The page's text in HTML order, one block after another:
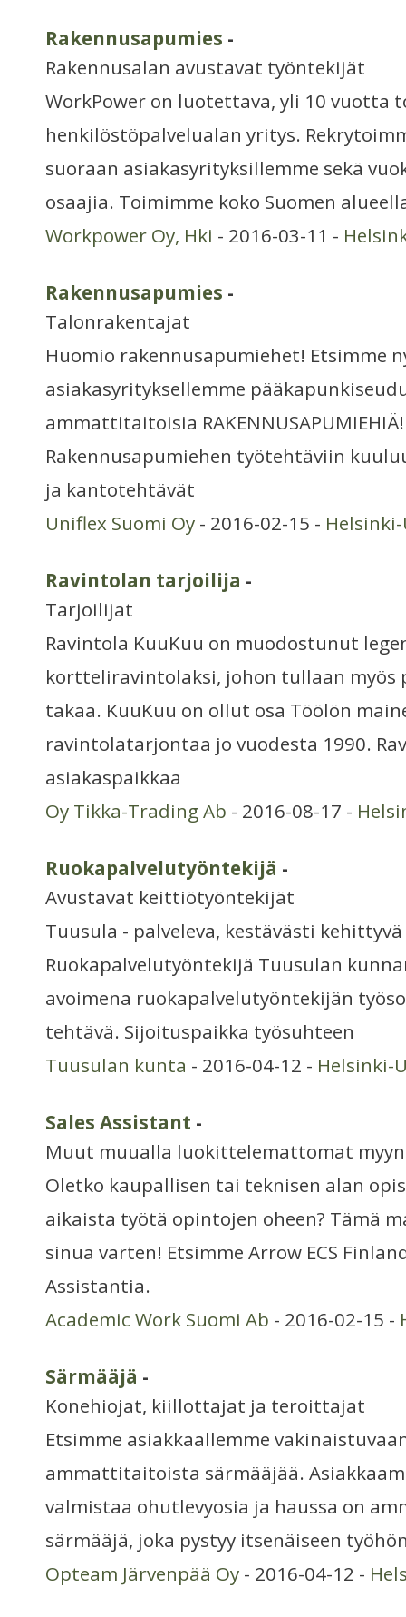
Rakennusapumies -
Rakennusalan avustavat työntekijät
WorkPower on luotettava, yli 10 vuotta
henkilöstöpalvelualan yritys.
suoraan asiakasyrityksillemme sekä
osaajia. Toimimme koko Suomen
Workpower Oy, Hki - 2016-03-11 -
Rakennusapumies -
Talonrakentajat
Huomio rakennusapumiehet! Etsimme
asiakasyrityksellemme
ammattitaitoisia
Rakennusapumiehen työtehtäviin
ja kantotehtävät
Uniflex Suomi Oy - 2016-02-15 -
Ravintolan tarjoilija -
Tarjoilijat
Ravintola KuuKuu on muodostunut
kortteliravintolaksi, johon tullaan myös
takaa. KuuKuu on ollut osa Töölön
ravintolatarjontaa jo vuodesta 1990.
asiakaspaikkaa
Oy Tikka-Trading Ab - 2016-08-17 -
Ruokapalvelutyöntekijä -
Avustavat keittiötyöntekijät
Tuusula - palveleva, kestävästi
Ruokapalvelutyöntekijä Tuusulan
avoimena ruokapalvelutyöntekijän
tehtävä. Sijoituspaikka työsuhteen
Tuusulan kunta - 2016-04-12 - Helsinki-
Sales Assistant -
Muut muualla luokittelemattomat
Oletko kaupallisen tai teknisen alan
aikaista työtä opintojen oheen? Tämä
sinua varten! Etsimme Arrow ECS
Assistantia.
Academic Work Suomi Ab - 2016-02-15 -
Särmääjä -
Konehiojat, kiillottajat ja teroittajat
Etsimme asiakkaallemme
ammattitaitoista särmääjää.
valmistaa ohutlevyosia ja haussa on
särmääjä, joka pystyy itsenäiseen
Opteam Järvenpää Oy - 2016-04-12 -